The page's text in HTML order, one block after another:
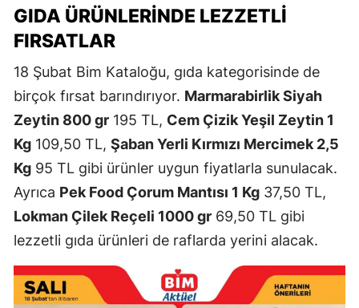
GIDA ÜRÜNLERINDE LEZZETLI
FIRSATLAR
18 Şubat Bim Kataloğu, gıda kategorisinde de
birçok fırsat barındırıyor. Marmarabirlik Siyah
Zeytin 800 gr 195 TL, Cem Çizik Yeşil Zeytin 1
Kg 109,50 TL, Şaban Yerli Kırmızı Mercimek 2,5
Kg 95 TL gibi ürünler uygun fiyatlarla sunulacak.
Ayrıca Pek Food Çorum Mantısı 1 Kg 37,50 TL,
Lokman Çilek Reçeli 1000 gr 69,50 TL gibi
lezzetli gıda ürünleri de raflarda yerini alacak.